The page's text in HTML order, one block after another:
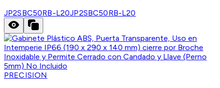
JP2SBC50RB-L20JP2SBC50RB-L20
PRECISION